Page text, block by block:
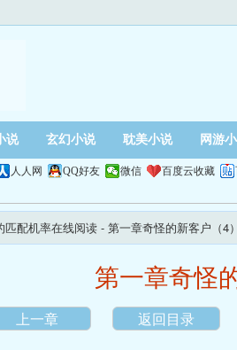
说 玄幻小说 耽美小说 网游
人人网 QQ好友 微信 百度云收藏
匹配机率在线阅读 - 第一章奇怪的新客户（4）
第一章奇怪
上一章 返回目录